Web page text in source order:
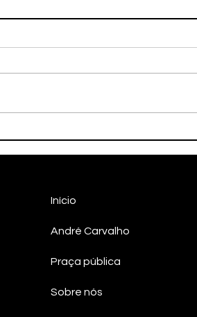
Início
André Carvalho
Praça pública
Sobre nós